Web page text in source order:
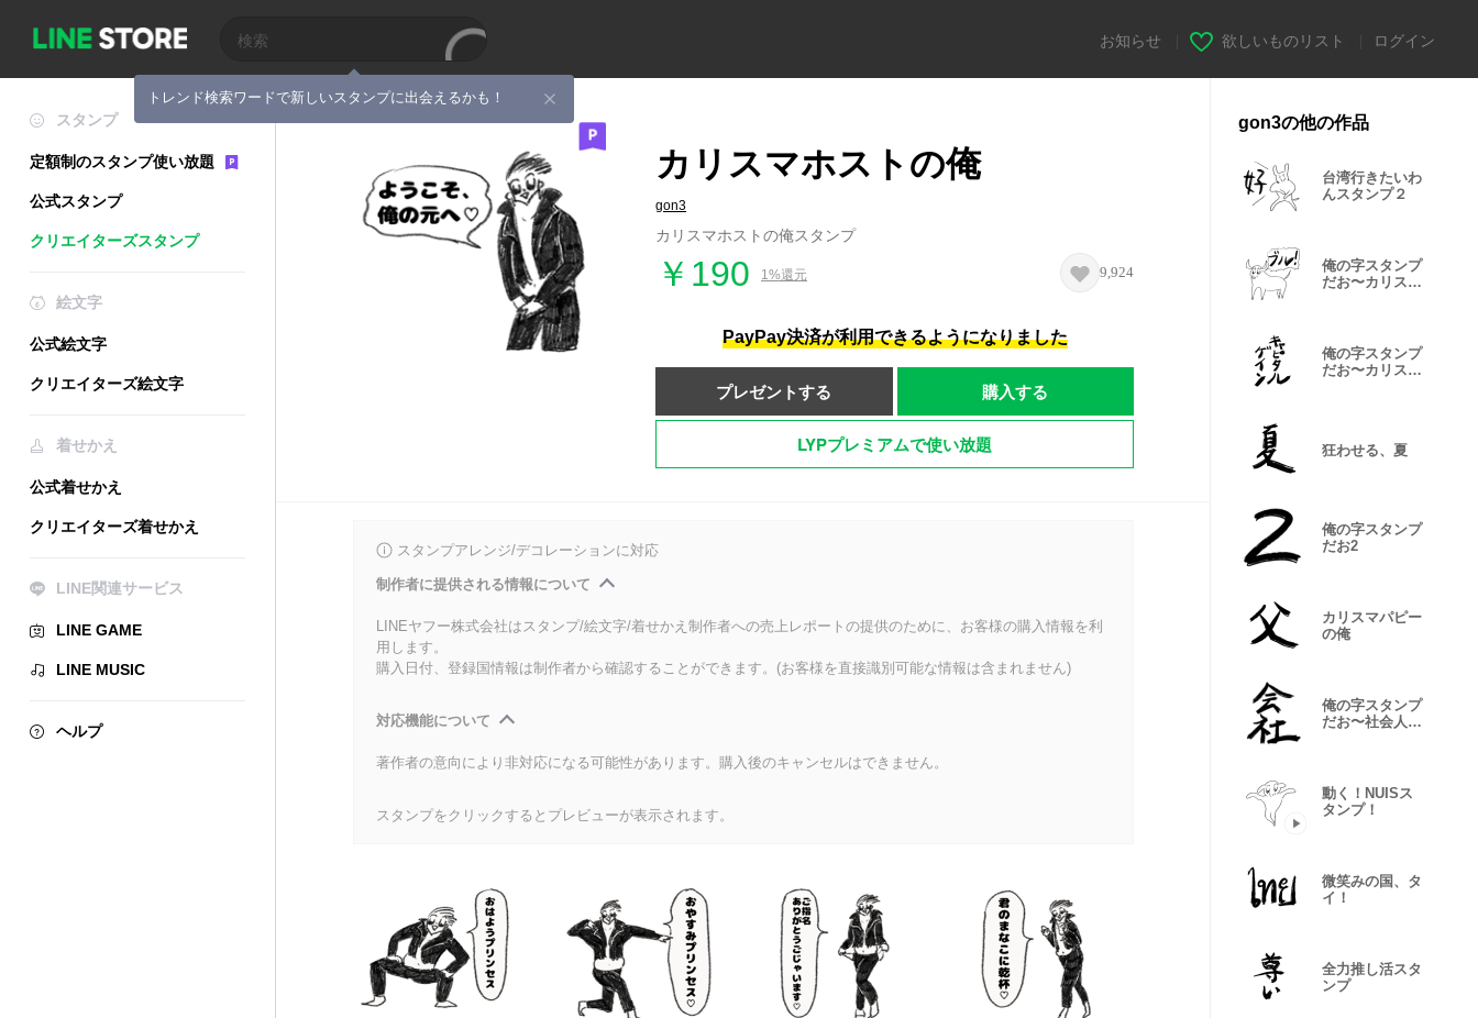
トレンド検索ワードで新しいスタンプに出会えるかも！
お知らせ 欲しいものリスト ログイン
スタンプ
定額制のスタンプ使い放題
公式スタンプ
クリエイターズスタンプ
絵文字
公式絵文字
クリエイターズ絵文字
着せかえ
公式着せかえ
クリエイターズ着せかえ
LINE関連サービス
LINE GAME
LINE MUSIC
ヘルプ
カリスマホストの俺
gon3
カリスマホストの俺スタンプ
￥190 1%還元 9,924
PayPay決済が利用できるようになりました
プレゼントする 購入する
LYPプレミアムで使い放題
スタンプアレンジ/デコレーションに対応
制作者に提供される情報について
LINEヤフー株式会社はスタンプ/絵文字/着せかえ制作者への売上レポートの提供のために、お客様の購入情報を利
用します。
購入日付、登録国情報は制作者から確認することができます。(お客様を直接識別可能な情報は含まれません)
対応機能について
著作者の意向により非対応になる可能性があります。購入後のキャンセルはできません。
スタンプをクリックするとプレビューが表示されます。
gon3の他の作品
台湾行きたいわ
んスタンプ２
俺の字スタンプ
だお〜カリスマ
俺の字スタンプ
だお〜カリスマ
狂わせる、夏
俺の字スタンプ
だお2
カリスマパピー
の俺
俺の字スタンプ
だお〜社会人
動く！NUISス
タンプ！
微笑みの国、タ
イ！
全力推し活スタ
ンプ